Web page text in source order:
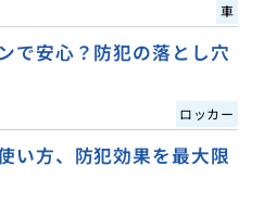
車
で安心？防犯の落とし穴
ロッカー
い方、防犯効果を最大限